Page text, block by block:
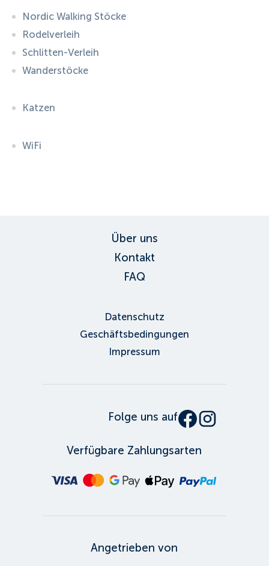
Nordic Walking Stöcke
Rodelverleih
Schlitten-Verleih
Wanderstöcke
Katzen
WiFi
Über uns
Kontakt
FAQ
Datenschutz
Geschäftsbedingungen
Impressum
Folge uns auf
Verfügbare Zahlungsarten
Angetrieben von